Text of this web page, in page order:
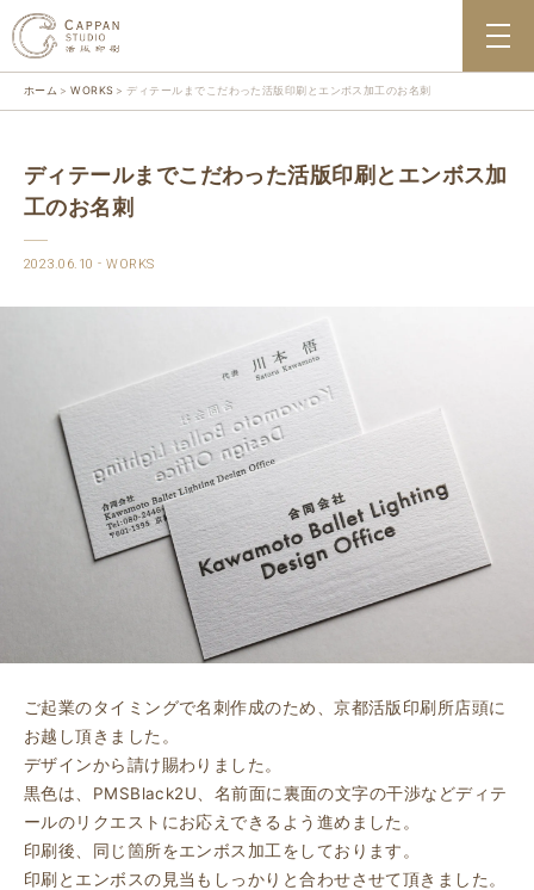
ホーム WORKS ディテールまでこだわった活版印刷とエンボス加工のお名刺
ディテールまでこだわった活版印刷とエンボス加
工のお名刺
2023.06.10 WORKS
ご起業のタイミングで名刺作成のため、京都活版印刷所店頭に
お越し頂きました。
デザインから請け賜わりました。
黒色は、PMSBlack2U、名前面に裏面の文字の干渉などディテ
ールのリクエストにお応えできるよう進めました。
印刷後、同じ箇所をエンボス加工をしております。
印刷とエンボスの見当もしっかりと合わせさせて頂きました。